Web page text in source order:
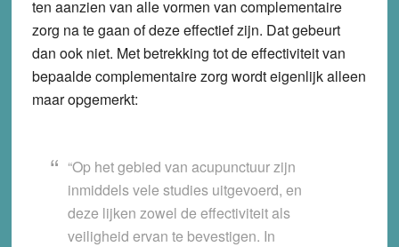
ten aanzien van alle vormen van complementaire
zorg na te gaan of deze effectief zijn. Dat gebeurt
dan ook niet. Met betrekking tot de effectiviteit van
bepaalde complementaire zorg wordt eigenlijk alleen
maar opgemerkt:
“Op het gebied van acupunctuur zijn
inmiddels vele studies uitgevoerd, en
deze lijken zowel de effectiviteit als
veiligheid ervan te bevestigen. In